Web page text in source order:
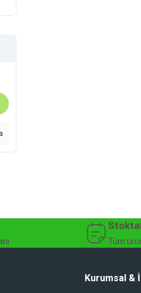
Tüm
Kurumsal &